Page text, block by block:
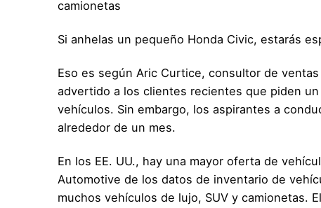
camionetas
Si anhelas un pequeño Honda Civic, estarás
Eso es según Aric Curtice, consultor de
advertido a los clientes recientes que piden
vehículos. Sin embargo, los aspirantes a
alrededor de un mes.
En los EE. UU., hay una mayor oferta de
Automotive de los datos de inventario de
muchos vehículos de lujo, SUV y camionetas.